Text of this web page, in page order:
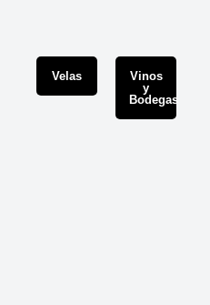
Velas
Vinos
y
Bodegas